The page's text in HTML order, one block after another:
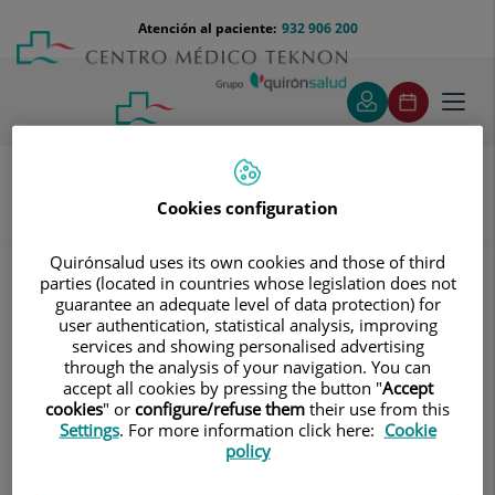
contenido
Menú
teléfono
cabecera
932 906 200
Atención al paciente:
Tratamientos y Especialidades
Diagnóstico por la imagen
Tomografía Computarizada (TAC)
Columna
TC Columna cervical
TC Columna cervical
Prueba radiológica que consiste en
obtener imágenes de las vértebras
Cookies configuration
Quirónsalud uses its own cookies and those of third
parties (located in countries whose legislation does not
guarantee an adequate level of data protection) for
user authentication, statistical analysis, improving
services and showing personalised advertising
through the analysis of your navigation. You can
accept all cookies by pressing the button "Accept
cookies" or configure/refuse them their use from this
Settings. For more information click here: Cookie
policy